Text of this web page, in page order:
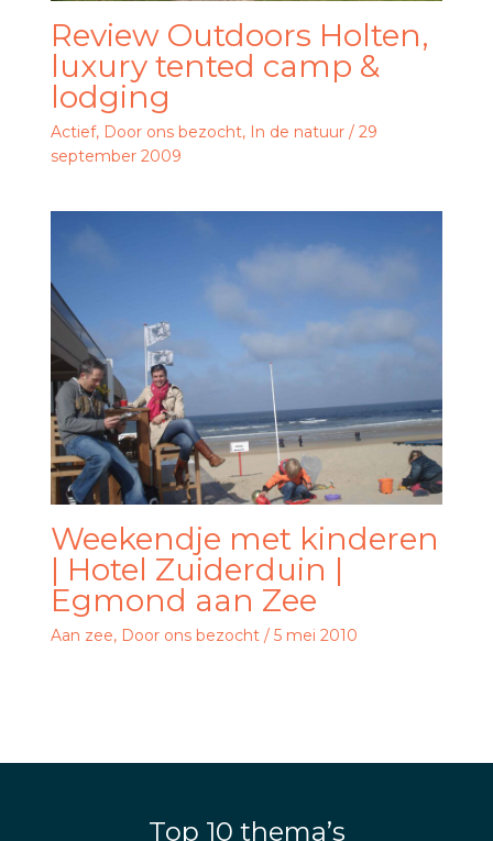
Review Outdoors Holten,
luxury tented camp &
lodging
Actief, Door ons bezocht, In de natuur/ 29
september 2009
Weekendje met kinderen
| Hotel Zuiderduin |
Egmond aan Zee
Aan zee, Door ons bezocht/ 5 mei 2010
Top 10 thema’s